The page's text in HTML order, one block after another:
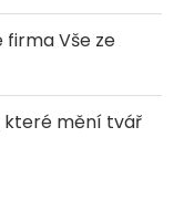
firma Vše ze
které mění tvář